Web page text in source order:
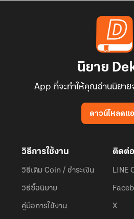
นิยาย
App ที่จะทำให้คุณอ่านนิยาย
ดาวน์โหลดแ
วิธีการใช้งาน
วิธีเติม Coin / ชำระเงิน
วิธีซื้อนิยาย
คู่มือการใช้งาน
ติดต่อ
LINE
X